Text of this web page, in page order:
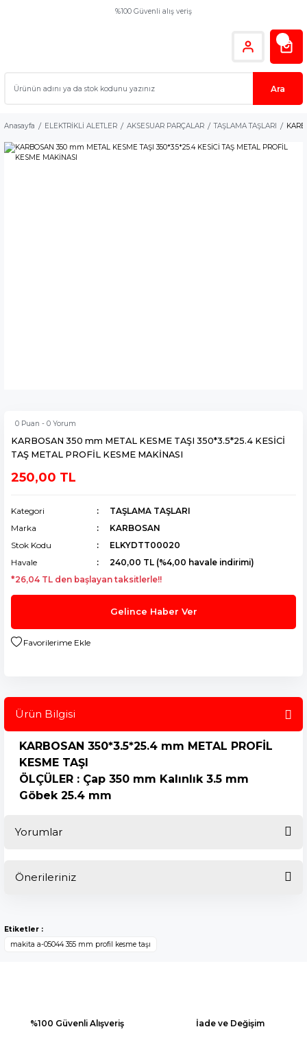
%100 Güvenli alış veriş
Ara
Anasayfa ELEKTRİKLİ ALETLER AKSESUAR PARÇALAR TAŞLAMA TAŞLARI
0 Puan - 0 Yorum
KARBOSAN 350 mm METAL KESME TAŞI 350*3.5*25.4 KESİCİ
TAŞ METAL PROFİL KESME MAKİNASI
250,00 TL
Kategori
TAŞLAMA TAŞLARI
Marka
KARBOSAN
Stok Kodu
ELKYDTT00020
Havale
240,00 TL (%4,00 havale indirimi)
*26,04 TL den başlayan taksitlerle!!
Gelince Haber Ver
Ürün Bilgisi
KARBOSAN 350*3.5*25.4 mm METAL PROFİL
KESME TAŞI
ÖLÇÜLER : Çap 350 mm Kalınlık 3.5 mm
Göbek 25.4 mm
Yorumlar
Önerileriniz
kullanarak tarafımıza iletebilirsiniz.
Görüş ve önerileriniz için teşekkür ederiz.
Ürün bilgilerinde hatalar bulunuyor.
Etiketler :
makita a-05044 355 mm profil kesme taşı
%100 Güvenli Alışveriş İade ve Değişim